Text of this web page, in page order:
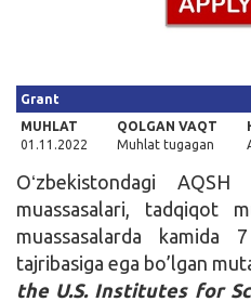
Grant
MUHLAT
01.11.2022
QOLGAN VAQT
Muhlat tugagan
Oʻzbekistondagi
muassasalari, tadqiqot
muassasalarda
tajribasiga ega bo’lgan
the U.S. Institutes for